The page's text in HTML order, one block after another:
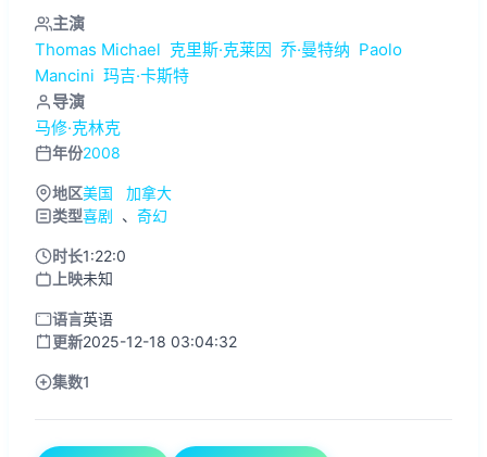
主演
Thomas Michael 克里斯·克莱因 乔·曼特纳 Paolo
Mancini 玛吉·卡斯特
导演
马修·克林克
年份2008
地区美国
加拿大
类型喜剧 、 奇幻
时长1:22:0
上映未知
语言英语
更新2025-12-18 03:04:32
集数1